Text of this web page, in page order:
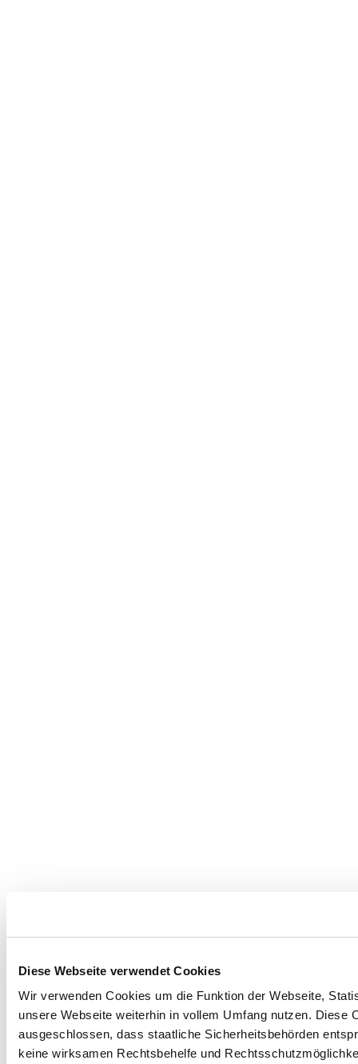
Diese Webseite verwendet Cookies
Wir verwenden Cookies um die Funktion der Webseite,
unsere Webseite weiterhin in vollem Umfang nutzen.
ausgeschlossen, dass staatliche Sicherheitsbehörden
keine wirksamen Rechtsbehelfe und